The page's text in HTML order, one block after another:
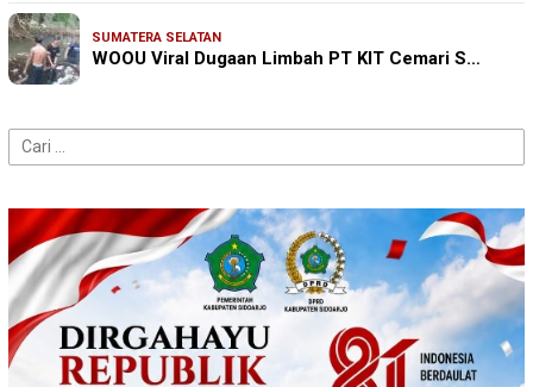
SUMATERA SELATAN
WOOU Viral Dugaan Limbah PT KIT Cemari S…
Cari
untuk: